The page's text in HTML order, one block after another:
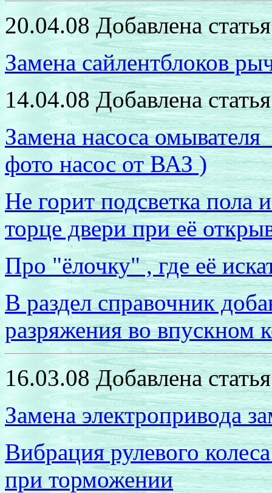
20.04.08 Добавлена статья
Замена сайлентблоков
14.04.08 Добавлена статья
Замена насоса
фото насос от ВАЗ )
Не горит подсветка пола
торце двери при её
Про "ёлочку" , где её
В раздел справочник
разряжения во впускном
16.03.08 Добавлена статья
Замена электропривода
Вибрация рулевого
при торможении